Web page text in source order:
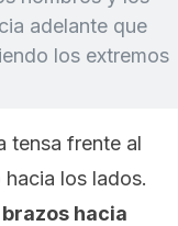
adelante que
los extremos
tensa frente al
los lados.
hacia